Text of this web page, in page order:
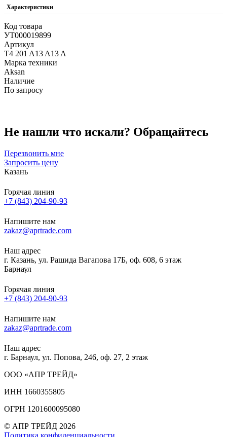
Характеристики
Код товара
УТ000019899
Артикул
T4 201 A13 A13 A
Марка техники
Aksan
Наличие
По запросу
Не нашли что искали? Обращайтесь
Перезвонить мне
Запросить цену
Казань
Горячая линия
+7 (843) 204-90-93
Напишите нам
zakaz@aprtrade.com
Наш адрес
г. Казань, ул. Рашида Вагапова 17Б, оф. 608, 6 этаж
Барнаул
Горячая линия
+7 (843) 204-90-93
Напишите нам
zakaz@aprtrade.com
Наш адрес
г. Барнаул, ул. Попова, 246, оф. 27, 2 этаж
ООО «АПР ТРЕЙД»
ИНН 1660355805
ОГРН 1201600095080
© АПР ТРЕЙД 2026
Политика конфиденциальности